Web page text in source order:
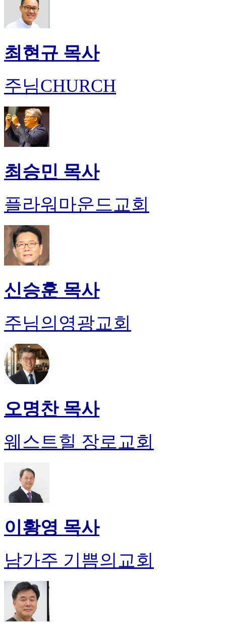
최현규 목사
주님CHURCH
최승민 목사
플라워마운드교회
신승훈 목사
주님의영광교회
오명찬 목사
웨스트힐 장로교회
이황영 목사
남가주 기쁨의교회